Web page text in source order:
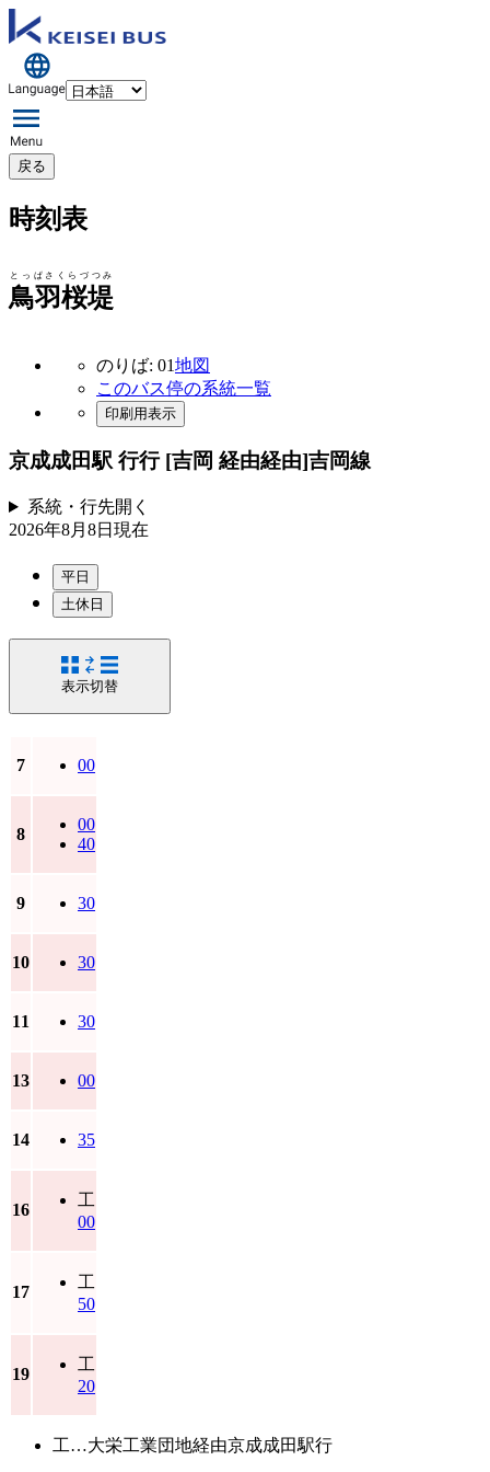
戻る
時刻表
鳥羽桜堤
とっぱさくらづつみ
のりば: 01地図
このバス停の系統一覧
印刷用表示
京成成田駅 行行 [吉岡 経由経由]吉岡線
系統・行先開く
2026年8月8日 現在
平日
土休日
表示切替
7 00
8
00
40
9 30
10 30
11 30
13 00
14 35
16
工
00
17
工
50
19
工
20
工…大栄工業団地経由京成成田駅行